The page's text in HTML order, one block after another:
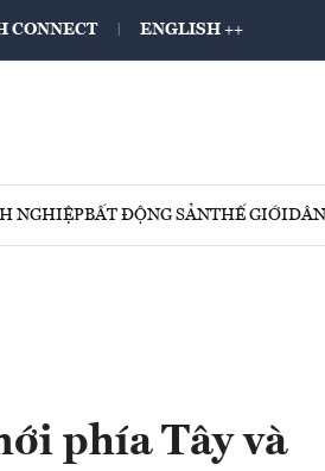
CONNECT ENGLISH ++
NGHIỆPBẤT ĐỘNG SẢNTHẾ GIỚI
phía Tây và